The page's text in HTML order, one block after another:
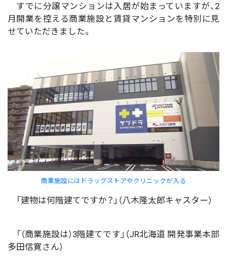
すでに分譲マンションは入居が始まっていますが、2
月開業を控える商業施設と賃貸マンションを特別に見
せていただきました。
商業施設にはドラッグストアやクリニックが入る
「建物は何階建てですか？」（八木隆太郎キャスター）
「（商業施設は）3階建てです」（JR北海道 開発事業本部
多田信寛さん）